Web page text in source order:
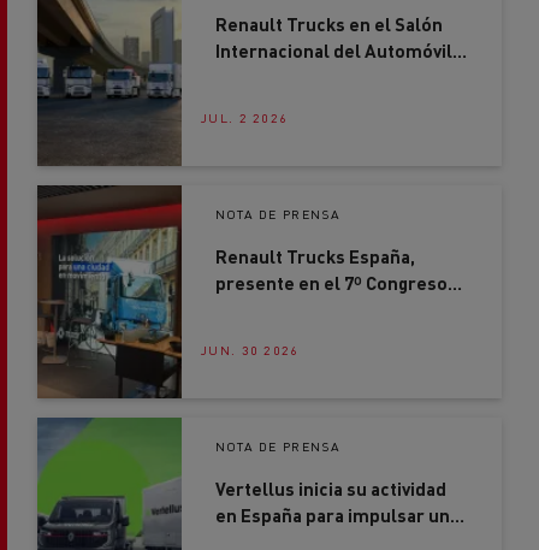
Renault Trucks en el Salón
Internacional del Automóvil
descarbonización del
JUL. 2 2026
NOTA DE PRENSA
Renault Trucks España,
presente en el 7º Congreso
JUN. 30 2026
NOTA DE PRENSA
Vertellus inicia su actividad
en España para impulsar una